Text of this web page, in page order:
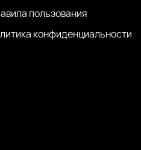
пользования
конфиденциальности